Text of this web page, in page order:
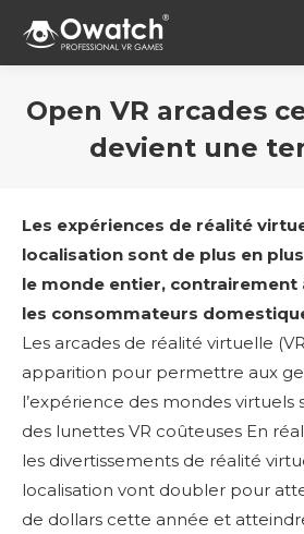
Open VR arcades
devient une
Les expériences de réalité
localisation sont de plus en
le monde entier, contrairement
les consommateurs
Les arcades de réalité virtuelle
apparition pour permettre aux
l’expérience des mondes virtuels
des lunettes VR coûteuses En
les divertissements de réalité
localisation vont doubler pour
de dollars cette année et